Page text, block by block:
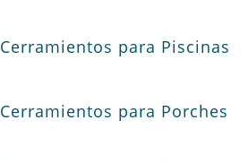
Cerramientos para Piscinas
Cerramientos para Porches